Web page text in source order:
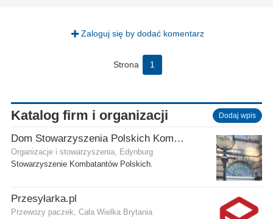
Zaloguj się by dodać komentarz
Strona 1
Katalog firm i organizacji Dodaj wpis
Dom Stowarzyszenia Polskich Kombatantów (SPK) w Edynburgu
Organizacje i stowarzyszenia, Edynburg
Stowarzyszenie Kombatantów Polskich.
Przesyłarka.pl
Przewozy paczek, Cała Wielka Brytania